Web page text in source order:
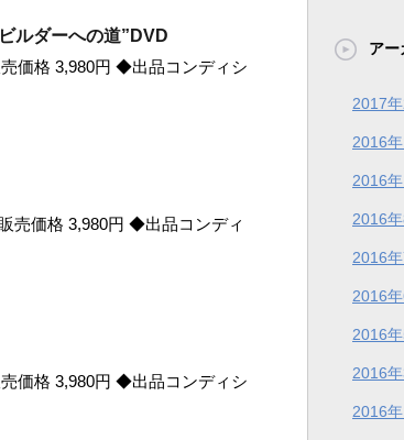
ルダーへの道”DVD
価格 3,980円 ◆出品コンディシ
売価格 3,980円 ◆出品コンディ
価格 3,980円 ◆出品コンディシ
アー
2017年
2016
2016
2016年
2016年
2016年
2016年
2016年
2016年